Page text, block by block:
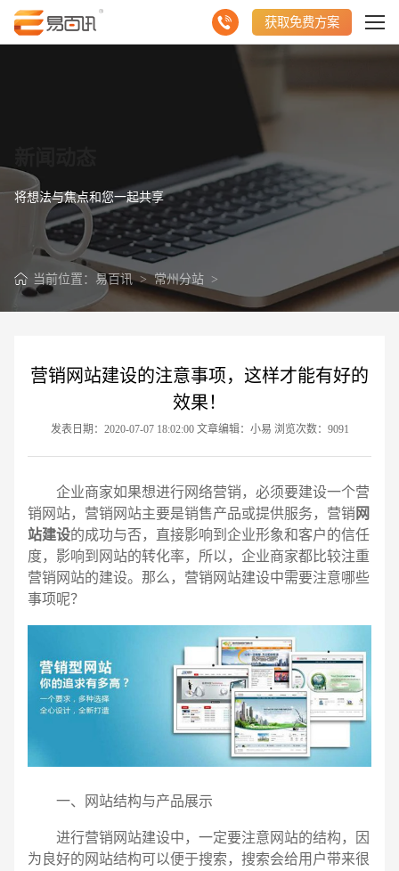
获取免费方案
将想法与焦点和您一起共享
当前位置： 易百讯>常州分站>
营销网站建设的注意事项，这样才能有好的
效果！
发表日期：2020-07-07 18:02:00 文章编辑：小易 浏览次数：9091
企业商家如果想进行网络营销，必须要建设一个营
销网站，营销网站主要是销售产品或提供服务，营销 网
站建设的成功与否，直接影响到企业形象和客户的信任
度，影响到网站的转化率，所以，企业商家都比较注重
营销网站的建设。那么，营销网站建设中需要注意哪些
事项呢？
一、网站结构与产品展示
进行营销网站建设中，一定要注意网站的结构，因
为良好的网站结构可以便于搜索，搜索会给用户带来很
名字